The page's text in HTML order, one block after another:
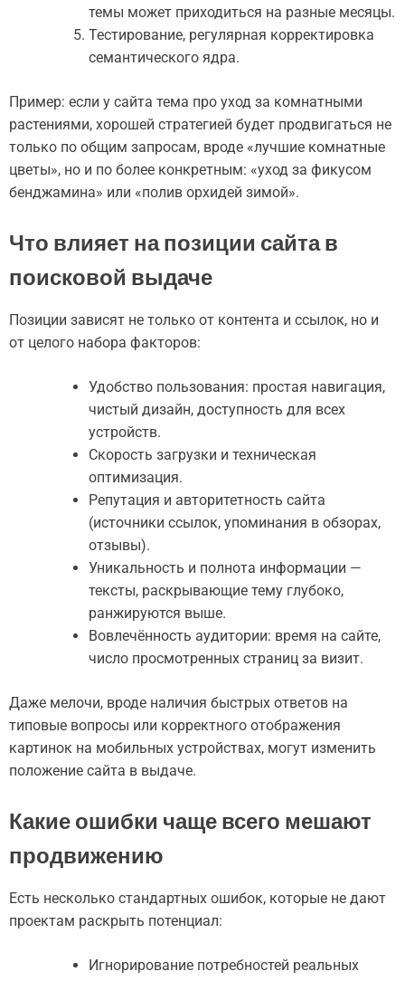
темы может приходиться на разные месяцы.
Тестирование, регулярная корректировка
семантического ядра.
Пример: если у сайта тема про уход за комнатными
растениями, хорошей стратегией будет продвигаться не
только по общим запросам, вроде «лучшие комнатные
цветы», но и по более конкретным: «уход за фикусом
бенджамина» или «полив орхидей зимой».
Что влияет на позиции сайта в
поисковой выдаче
Позиции зависят не только от контента и ссылок, но и
от целого набора факторов:
Удобство пользования: простая навигация,
чистый дизайн, доступность для всех
устройств.
Скорость загрузки и техническая
оптимизация.
Репутация и авторитетность сайта
(источники ссылок, упоминания в обзорах,
отзывы).
Уникальность и полнота информации —
тексты, раскрывающие тему глубоко,
ранжируются выше.
Вовлечённость аудитории: время на сайте,
число просмотренных страниц за визит.
Даже мелочи, вроде наличия быстрых ответов на
типовые вопросы или корректного отображения
картинок на мобильных устройствах, могут изменить
положение сайта в выдаче.
Какие ошибки чаще всего мешают
продвижению
Есть несколько стандартных ошибок, которые не дают
проектам раскрыть потенциал:
Игнорирование потребностей реальных